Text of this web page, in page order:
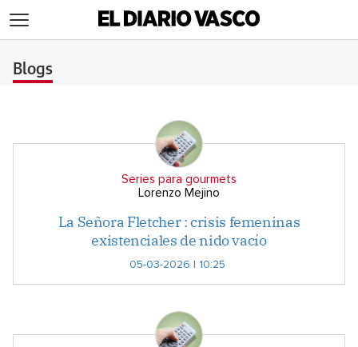
Blogs
Series para gourmets
Lorenzo Mejino
La Señora Fletcher : crisis femeninas
existenciales de nido vacío
05-03-2026 | 10:25